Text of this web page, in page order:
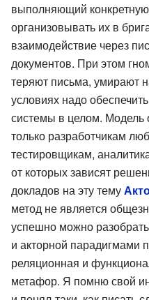
выполняющий
организовывать их в
взаимодействие через
документов. При этом
теряют письма, умирают
условиях надо
системы в целом. Модель
только разработчикам
тестировщикам,
от которых зависят
докладов на эту тему
метод не является
успешно можно
и акторной парадигмами
реляционная и
метафор. Я помню свой